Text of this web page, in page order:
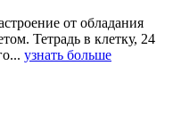
от обладания
Тетрадь в клетку, 24
узнать больше